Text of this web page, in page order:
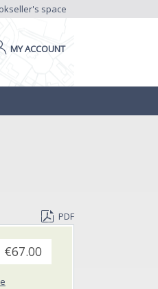
space
MY ACCOUNT
PDF
€67.00